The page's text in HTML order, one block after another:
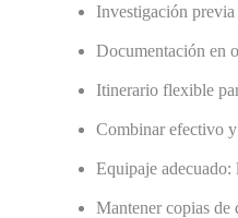
Investigación
Documentación en
Itinerario flexible
Combinar efectivo y
Equipaje
Mantener copias de